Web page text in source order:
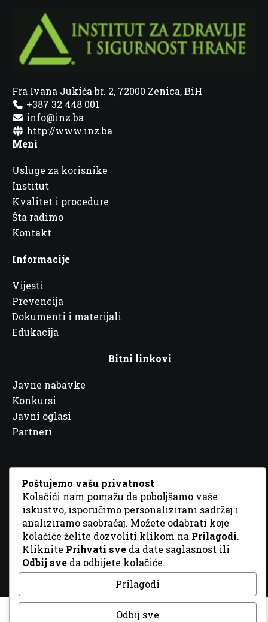
Fra Ivana Jukića br. 2, 72000 Zenica, BiH
+387 32 448 001
info@inz.ba
http://www.inz.ba
Meni
Usluge za korisnike
Institut
Kvalitet i procedure
Šta radimo
Kontakt
Informacije
Vijesti
Prevencija
Dokumenti i materijali
Edukacija
Bitni linkovi
Javne nabavke
Konkursi
Javni oglasi
Partneri
© 2026 Sva prava zadržana. DizajnGordonDM
Poštujemo vašu privatnost
Kolačići nam pomažu da poboljšamo vaše
iskustvo, isporučimo personalizirani sadržaj i
analiziramo saobraćaj. Možete odabrati koje
kolačiće želite dozvoliti klikom na Prilagodi.
Kliknite Prihvati sve da date saglasnost ili
Odbij sve da odbijete kolačiće.
Prilagodi
Odbij sve